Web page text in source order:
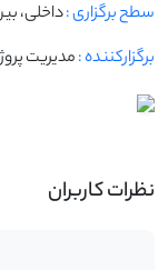
سطح برگزاری :داخلی،
برگزارکننده :مدیریت
نظرات کاربران